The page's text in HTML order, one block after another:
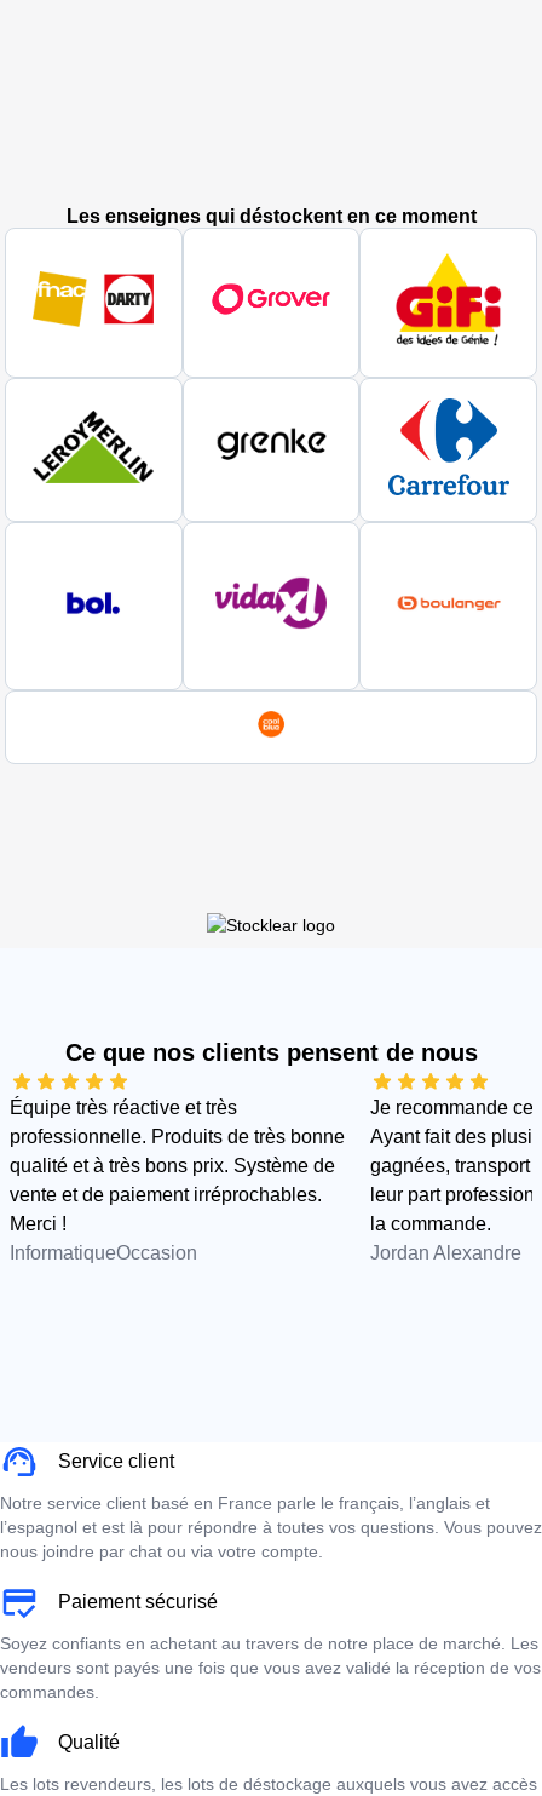
Les enseignes qui déstockent en ce moment
Ce que nos clients pensent de nous
Équipe très réactive et très
professionnelle. Produits de très bonne
qualité et à très bons prix. Système de
vente et de paiement irréprochables.
Merci !
InformatiqueOccasion
Je recommande
Ayant fait des
gagnées, transport
leur part
la commande.
Jordan Alexandre
Service client
Notre service client basé en France parle le français, l’anglais et
l’espagnol et est là pour répondre à toutes vos questions. Vous pouvez
nous joindre par chat ou via votre compte.
Paiement sécurisé
Soyez confiants en achetant au travers de notre place de marché. Les
vendeurs sont payés une fois que vous avez validé la réception de vos
commandes.
Qualité
Les lots revendeurs, les lots de déstockage auxquels vous avez accès